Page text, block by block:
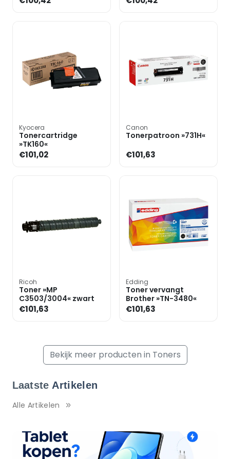
Kyocera
Tonercartridge
»TK160«
€101,02
Canon
Tonerpatroon »731H«
€101,63
Ricoh
Toner »MP
C3503/3004« zwart
€101,63
Edding
Toner vervangt
Brother »TN-3480«
€101,63
Bekijk meer producten in Toners
Laatste Artikelen
Alle Artikelen